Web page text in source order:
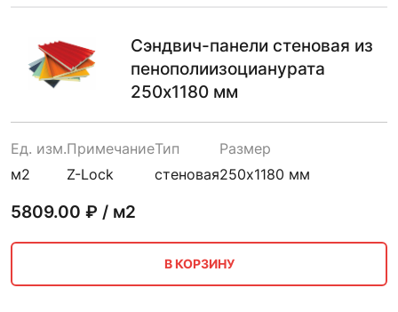
Сэндвич-панели стеновая из
пенополиизоцианурата
250х1180 мм
Ед. изм.
м2
Примечание
Z-Lock
Тип
стеновая
Размер
250х1180 мм
5809.00 ₽ / м2
В КОРЗИНУ